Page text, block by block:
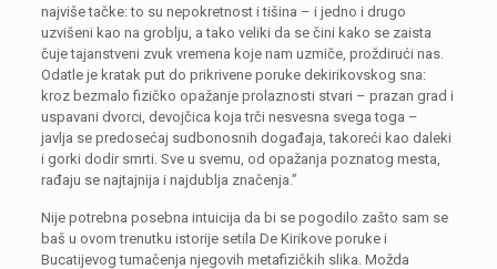
najviše tačke: to su nepokretnost i tišina – i jedno i drugo
uzvišeni kao na groblju, a tako veliki da se čini kako se zaista
čuje tajanstveni zvuk vremena koje nam uzmiče, proždirući nas.
Odatle je kratak put do prikrivene poruke dekirikovskog sna:
kroz bezmalo fizičko opažanje prolaznosti stvari – prazan grad i
uspavani dvorci, devojčica koja trči nesvesna svega toga –
javlja se predosećaj sudbonosnih događaja, takoreći kao daleki
i gorki dodir smrti. Sve u svemu, od opažanja poznatog mesta,
rađaju se najtajnija i najdublja značenja.”
Nije potrebna posebna intuicija da bi se pogodilo zašto sam se
baš u ovom trenutku istorije setila De Kirikove poruke i
Bucatijevog tumačenja njegovih metafizičkih slika. Možda